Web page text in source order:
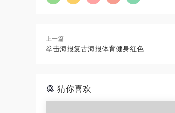
上一篇
拳击海报复古海报体育健身红色
猜你喜欢